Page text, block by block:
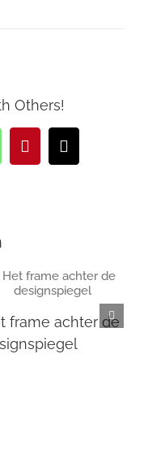
Others!
Pinterest
E-
mail
frame achter de